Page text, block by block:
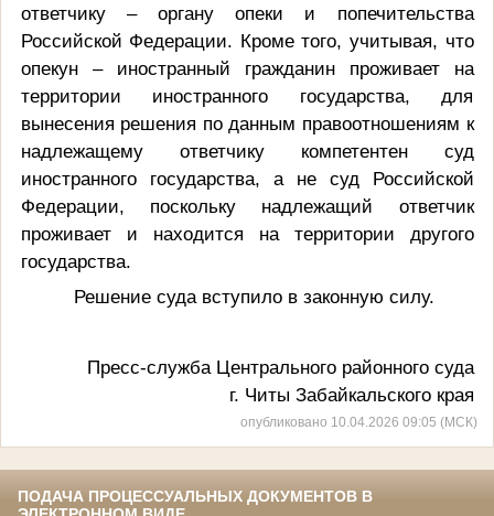
ответчику – органу опеки и попечительства
Российской Федерации. Кроме того, учитывая, что
опекун – иностранный гражданин проживает на
территории иностранного государства, для
вынесения решения по данным правоотношениям к
надлежащему ответчику компетентен суд
иностранного государства, а не суд Российской
Федерации, поскольку надлежащий ответчик
проживает и находится на территории другого
государства.
Решение суда вступило в законную силу.
Пресс-служба Центрального районного суда
г. Читы Забайкальского края
опубликовано 10.04.2026 09:05 (МСК)
ПОДАЧА ПРОЦЕССУАЛЬНЫХ ДОКУМЕНТОВ В